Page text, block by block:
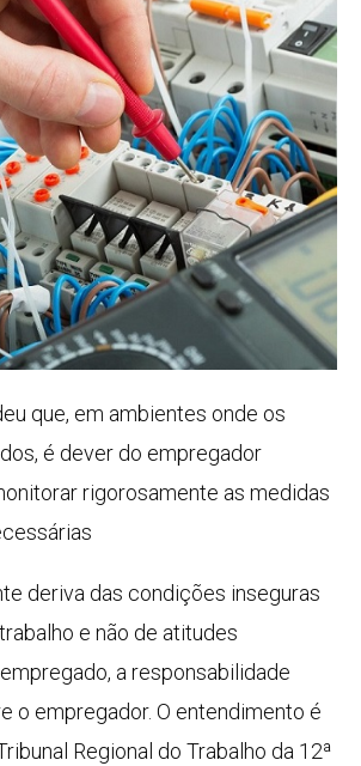
que, em ambientes onde os
é dever do empregador
rigorosamente as medidas
deriva das condições inseguras
e não de atitudes
a responsabilidade
o empregador. O entendimento é
Regional do Trabalho da 12ª